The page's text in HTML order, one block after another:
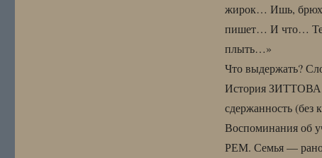
жирок… Ишь,
пишет… И что…
плыть…»
Что выдержать?
История ЗИТТОВА
сдержанность
Воспоминания об
РЕМ. Семья — рано